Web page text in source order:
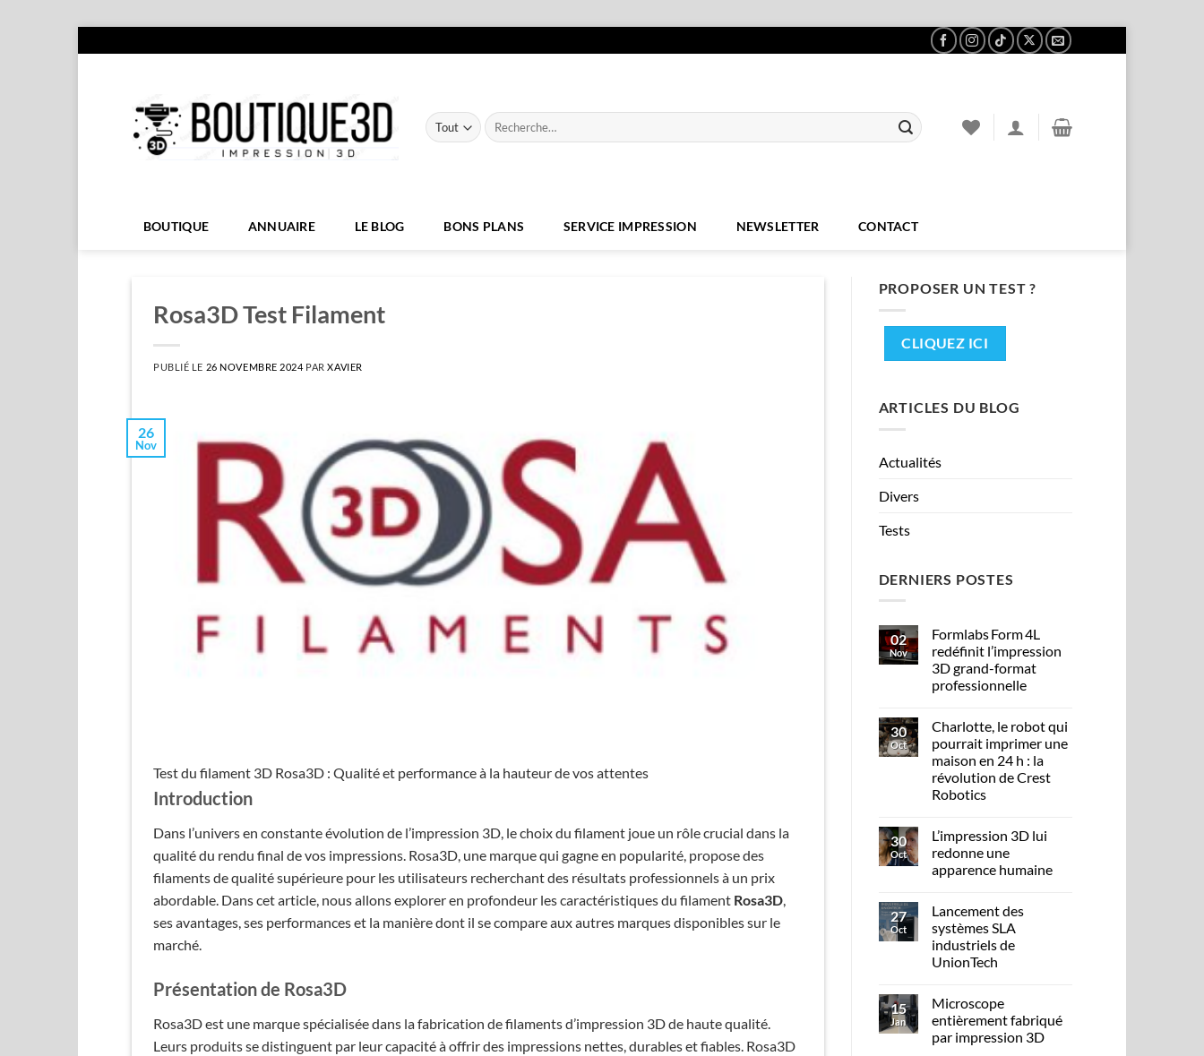
au
Recherche
pour :
BOUTIQUE ANNUAIRE LE BLOG BONS PLANS SERVICE IMPRESSION NEWSLETTER CONTACT
Rosa3D Test Filament
PUBLIÉ LE 26 NOVEMBRE 2024 PARXAVIER
26
Nov
Test du filament 3D Rosa3D : Qualité et performance à la hauteur de vos attentes
Introduction
Dans l’univers en constante évolution de l’impression 3D, le choix du filament joue un rôle crucial dans la
qualité du rendu final de vos impressions. Rosa3D, une marque qui gagne en popularité, propose des
filaments de qualité supérieure pour les utilisateurs recherchant des résultats professionnels à un prix
abordable. Dans cet article, nous allons explorer en profondeur les caractéristiques du filament Rosa3D,
ses avantages, ses performances et la manière dont il se compare aux autres marques disponibles sur le
marché.
Présentation de Rosa3D
Rosa3D est une marque spécialisée dans la fabrication de filaments d’impression 3D de haute qualité.
Leurs produits se distinguent par leur capacité à offrir des impressions nettes, durables et fiables. Rosa3D
PROPOSER UN TEST ?
CLIQUEZ ICI
ARTICLES DU BLOG
Actualités
Divers
Tests
DERNIERS POSTES
02
Nov
Formlabs Form 4L
redéfinit l’impression
3D grand-format
professionnelle
30
Oct
Charlotte, le robot qui
pourrait imprimer une
maison en 24 h : la
révolution de Crest
Robotics
30
Oct
L’impression 3D lui
redonne une
apparence humaine
27
Oct
Lancement des
systèmes SLA
industriels de
UnionTech
15
Jan
Microscope
entièrement fabriqué
par impression 3D